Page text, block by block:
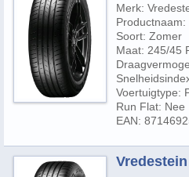
Merk:
Productnaam:
Soort: Zomer
Maat: 245/45
Voertuigtype:
Run Flat: Nee
EAN: